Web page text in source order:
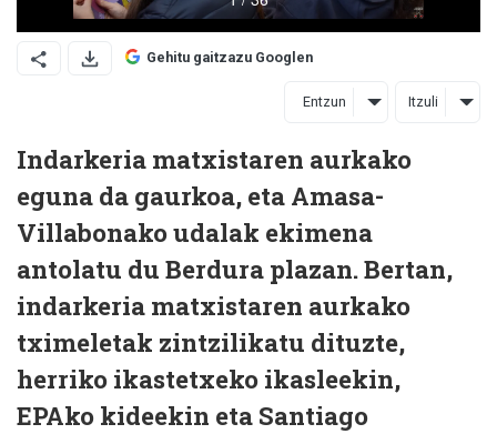
Gehitu gaitzazu Googlen
Entzun Itzuli
Indarkeria matxistaren aurkako
eguna da gaurkoa, eta Amasa-
Villabonako udalak ekimena
antolatu du Berdura plazan. Bertan,
indarkeria matxistaren aurkako
tximeletak zintzilikatu dituzte,
herriko ikastetxeko ikasleekin,
EPAko kideekin eta Santiago